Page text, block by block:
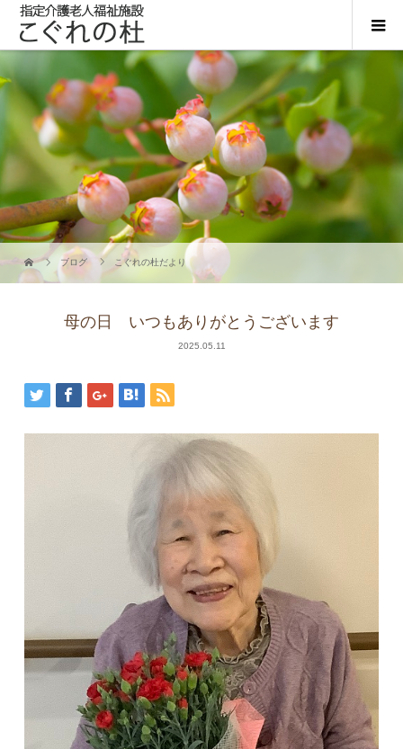
ブログ こぐれの杜だより
母の日 いつもありがとうございます
2025.05.11